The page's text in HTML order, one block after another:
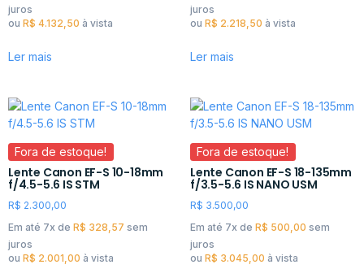
juros
ou R$ 4.132,50 à vista
Ler mais
juros
ou R$ 2.218,50 à vista
Ler mais
Fora de estoque!
Lente Canon EF-S 10-18mm
f/4.5-5.6 IS STM
R$ 2.300,00
Em até 7x de R$ 328,57 sem
juros
ou R$ 2.001,00 à vista
Fora de estoque!
Lente Canon EF-S 18-135mm
f/3.5-5.6 IS NANO USM
R$ 3.500,00
Em até 7x de R$ 500,00 sem
juros
ou R$ 3.045,00 à vista